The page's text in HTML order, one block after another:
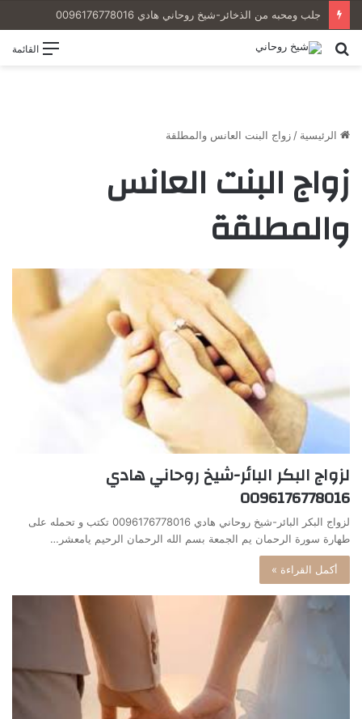
جلب ومحبه من الذخائر-شيخ روحاني هادي 0096176778016
القائمة
بحث
الرئيسية / زواج البنت العانس والمطلقة
زواج البنت العانس
والمطلقة
لزواج البكر البائر-شيخ روحاني هادي
0096176778016
لزواج البكر البائر-شيخ روحاني هادي 0096176778016 تكتب و تحمله على
طهارة سورة الرحمان يم الجمعة بسم الله الرحمان الرحيم يامعشر…
أكمل القراءة »